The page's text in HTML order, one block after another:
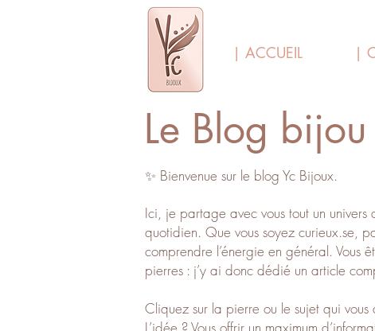
| ACCUEIL |
Le Blog bijou
✨ Bienvenue sur le blog Yc Bijoux.
Ici, je partage avec vous tout un univers
quotidien. Que vous soyez curieux.se,
comprendre l’énergie en général. Vous
pierres : j’y ai donc dédié un article
Cliquez sur la pierre ou le sujet qui